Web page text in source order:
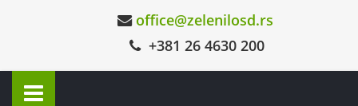
office@zelenilosd.rs
+381 26 4630 200